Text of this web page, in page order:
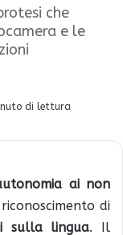
che
e le
di lettura
ai non
di
sulla lingua. Il